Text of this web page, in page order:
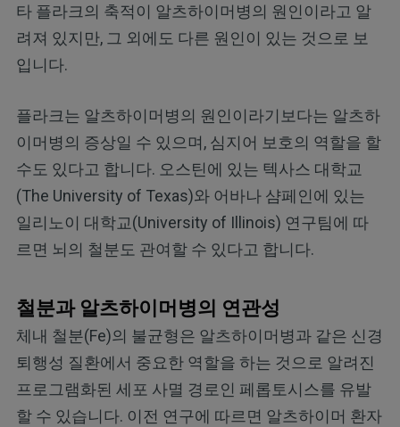
타 플라크의 축적이 알츠하이머병의 원인이라고 알
려져 있지만, 그 외에도 다른 원인이 있는 것으로 보
입니다.
플라크는 알츠하이머병의 원인이라기보다는 알츠하
이머병의 증상일 수 있으며, 심지어 보호의 역할을 할
수도 있다고 합니다. 오스틴에 있는 텍사스 대학교
(The University of Texas)와 어바나 샴페인에 있는
일리노이 대학교(University of Illinois) 연구팀에 따
르면 뇌의 철분도 관여할 수 있다고 합니다.
철분과 알츠하이머병의 연관성
체내 철분(Fe)의 불균형은 알츠하이머병과 같은 신경
퇴행성 질환에서 중요한 역할을 하는 것으로 알려진
프로그램화된 세포 사멸 경로인 페롭토시스를 유발
할 수 있습니다. 이전 연구에 따르면 알츠하이머 환자